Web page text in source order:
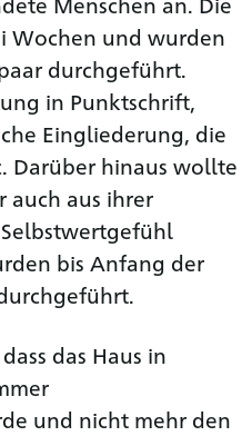
Wochen und wurden
durchgeführt.
in Punktschrift,
Eingliederung, die
Darüber hinaus wollte
auch aus ihrer
bis Anfang der
das Haus in
und nicht mehr den